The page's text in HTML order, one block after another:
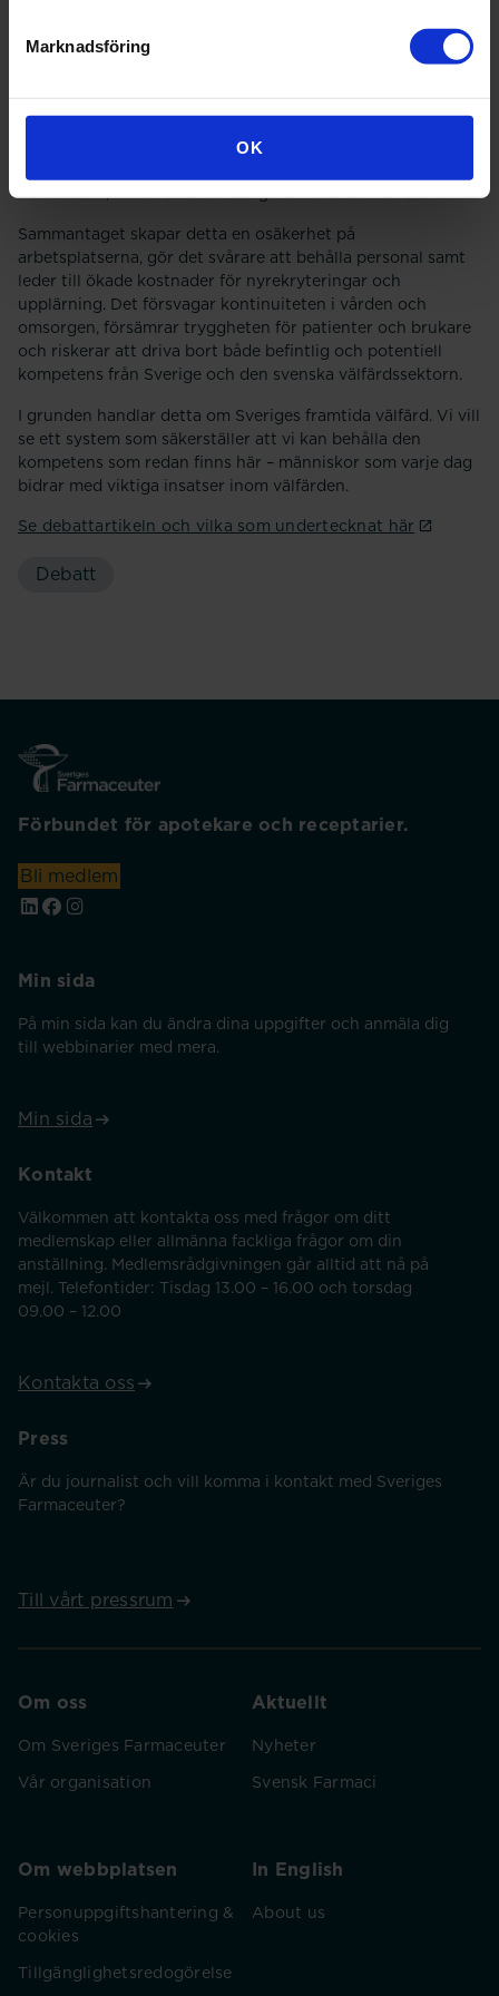
Marknadsföring
OK
lönejustering i tid. Småsaker som i praktiken får enorma
konsekvenser.
Men att förlora värdefulla kollegor är samhällsekonomiskt
mycket kostsamt och inhumant. Att slösa bort kompetens
Sammantaget skapar detta en osäkerhet på
arbetsplatserna, gör det svårare att behålla personal samt
leder till ökade kostnader för nyrekryteringar och
upplärning. Det försvagar kontinuiteten i vården och
omsorgen, försämrar tryggheten för patienter och brukare
och riskerar att driva bort både befintlig och potentiell
kompetens från Sverige och den svenska välfärdssektorn.
I grunden handlar detta om Sveriges framtida välfärd. Vi vill
se ett system som säkerställer att vi kan behålla den
kompetens som redan finns här – människor som varje dag
bidrar med viktiga insatser inom välfärden.
Se debattartikeln och vilka som undertecknat här
Debatt
Förbundet för apotekare och receptarier.
Bli medlem
Min sida
På min sida kan du ändra dina uppgifter och anmäla dig
till webbinarier med mera.
Min sida
Kontakt
Välkommen att kontakta oss med frågor om ditt
medlemskap eller allmänna fackliga frågor om din
anställning. Medlemsrådgivningen går alltid att nå på
mejl. Telefontider: Tisdag 13.00 – 16.00 och torsdag
09.00 – 12.00
Kontakta oss
Press
Är du journalist och vill komma i kontakt med Sveriges
Farmaceuter?
Till vårt pressrum
Om oss
Om Sveriges Farmaceuter
Vår organisation
Aktuellt
Nyheter
Svensk Farmaci
Om webbplatsen
Personuppgiftshantering &
cookies
Tillgänglighetsredogörelse
In English
About us